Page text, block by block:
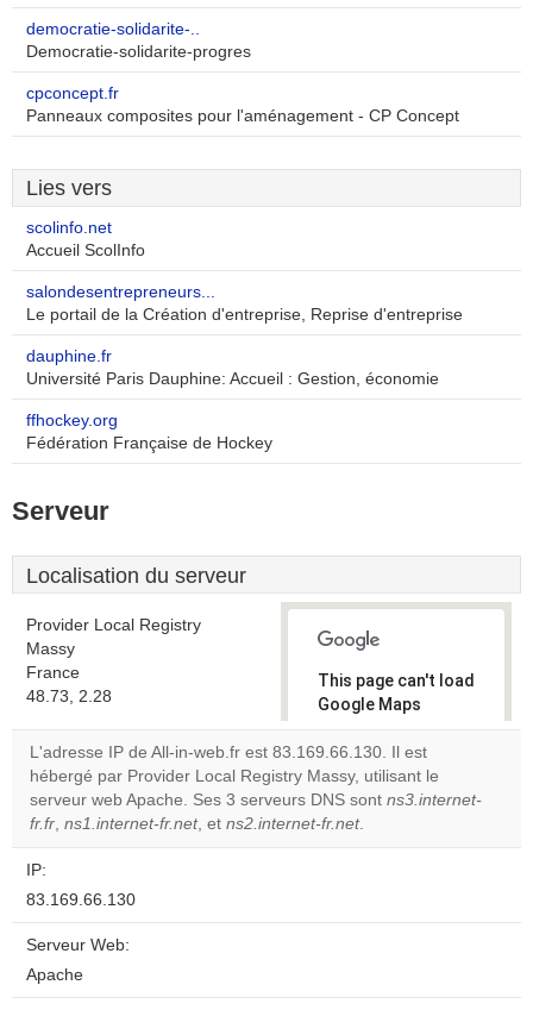
democratie-solidarite-..
Democratie-solidarite-progres
cpconcept.fr
Panneaux composites pour l'aménagement - CP Concept
Lies vers
scolinfo.net
Accueil ScolInfo
salondesentrepreneurs...
Le portail de la Création d'entreprise, Reprise d'entreprise
dauphine.fr
Université Paris Dauphine: Accueil : Gestion, économie
ffhockey.org
Fédération Française de Hockey
Serveur
Localisation du serveur
Provider Local Registry
Massy
France
48.73, 2.28
This page can't load
Google Maps
correctly.
Do you
own this
website?
OK
L'adresse IP de All-in-web.fr est 83.169.66.130. Il est
hébergé par Provider Local Registry Massy, utilisant le
serveur web Apache. Ses 3 serveurs DNS sont ns3.internet-
fr.fr, ns1.internet-fr.net, et ns2.internet-fr.net.
IP:
83.169.66.130
Serveur Web:
Apache